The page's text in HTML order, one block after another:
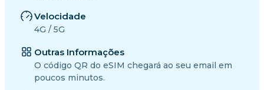
Velocidade
4G / 5G
Outras Informações
O código QR do eSIM chegará ao seu email em
poucos minutos.